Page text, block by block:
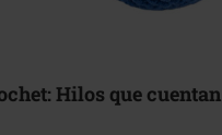
Hilos que cuentan